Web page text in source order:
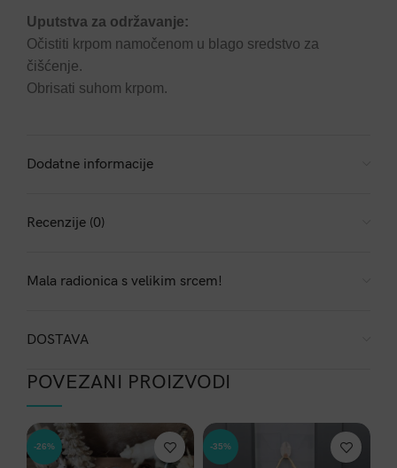
Uputstva za održavanje:
Očistiti krpom namočenom u blago sredstvo za
čišćenje.
Obrisati suhom krpom.
Dodatne informacije
Recenzije (0)
Mala radionica s velikim srcem!
DOSTAVA
POVEZANI PROIZVODI
-26% -35%